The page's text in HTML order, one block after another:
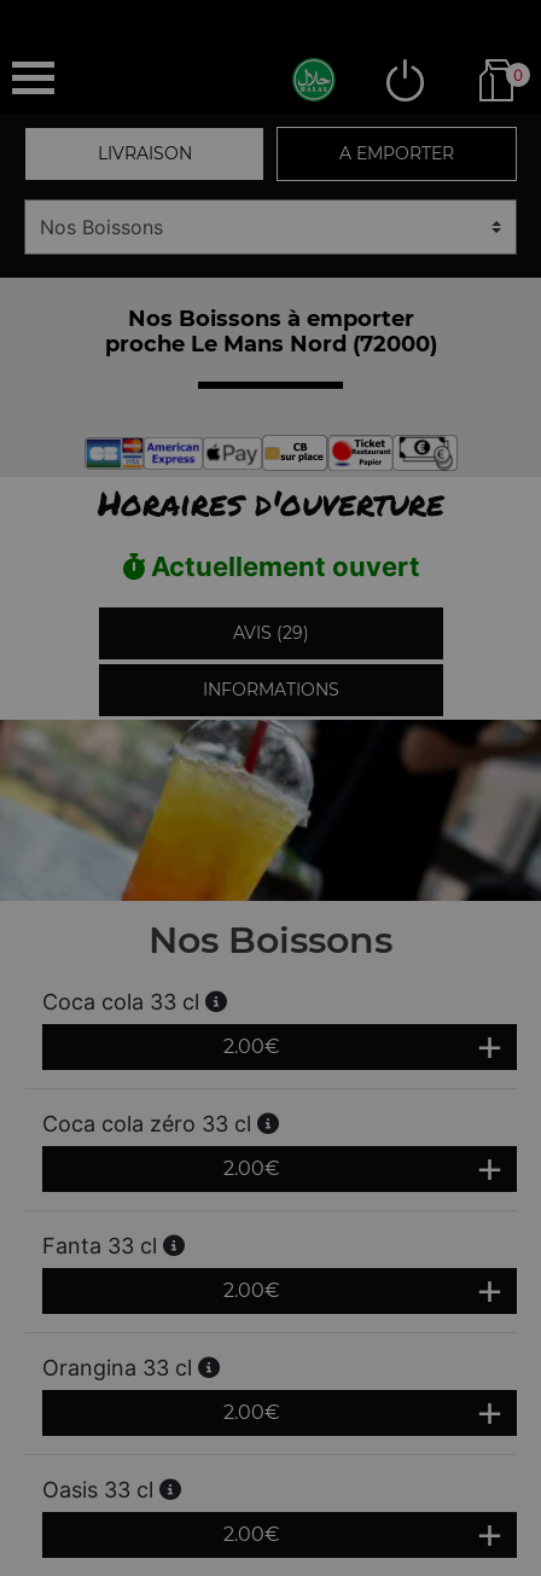
0
LIVRAISON A EMPORTER
Nos Boissons à emporter
proche Le Mans Nord (72000)
Horaires d'ouverture
Actuellement ouvert
AVIS (29)
INFORMATIONS
Nos Boissons
Coca cola 33 cl
2.00€
Coca cola zéro 33 cl
2.00€
Fanta 33 cl
2.00€
Orangina 33 cl
2.00€
Oasis 33 cl
2.00€